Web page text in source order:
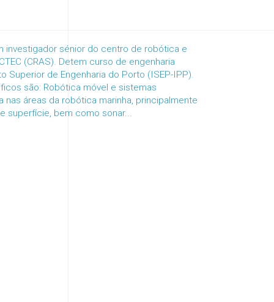
investigador sénior do centro de robótica e
(CRAS). Detem curso de engenharia
Superior de Engenharia do Porto (ISEP-IPP).
são: Robótica móvel e sistemas
nas áreas da robótica marinha, principalmente
superfície, bem como sonar...